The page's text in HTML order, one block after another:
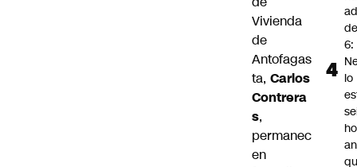
Vivienda
de
Antofagas
ta, Carlos
Contrera
s,
permanec
en
6:
lo